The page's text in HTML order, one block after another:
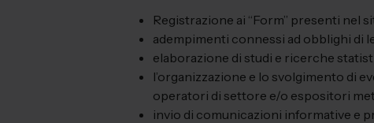
Registrazione ai “Form” presenti nel
adempimenti connessi ad obblighi di
elaborazione di studi e ricerche
l’organizzazione e lo svolgimento di
operatori di settore e/o espositori
invio di comunicazioni informative e